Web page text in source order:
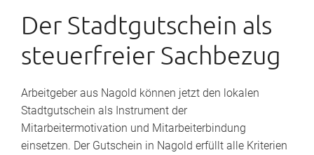
Der Stadtgutschein als
steuerfreier Sachbezug
Arbeitgeber aus Nagold können jetzt den lokalen
Stadtgutschein als Instrument der
Mitarbeitermotivation und Mitarbeiterbindung
einsetzen. Der Gutschein in Nagold erfüllt alle Kriterien